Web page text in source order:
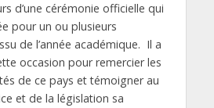
d’une cérémonie officielle qui
pour un ou plusieurs
de l’année académique. Il a
occasion pour remercier les
de ce pays et témoigner au
et de la législation sa